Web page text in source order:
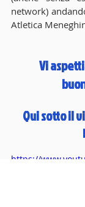
network)
Atletica
Vi
Qui sotto il
https://